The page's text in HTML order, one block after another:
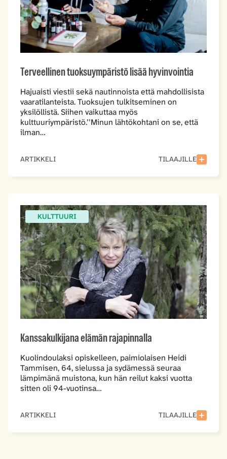
Terveellinen tuoksuympäristö lisää hyvinvointia
Hajuaisti viestii sekä nautinnoista että mahdollisista
vaaratilanteista. Tuoksujen tulkitseminen on
yksilöllistä. Siihen vaikuttaa myös
kulttuuriympäristö.’’Minun lähtökohtani on se, että
ilman…
ARTIKKELI TILAAJILLE
KULTTUURI
Kanssakulkijana elämän rajapinnalla
Kuolindoulaksi opiskelleen, paimiolaisen Heidi
Tammisen, 64, sielussa ja sydämessä seuraa
lämpimänä muistona, kun hän reilut kaksi vuotta
sitten oli 94-vuotinsa…
ARTIKKELI TILAAJILLE